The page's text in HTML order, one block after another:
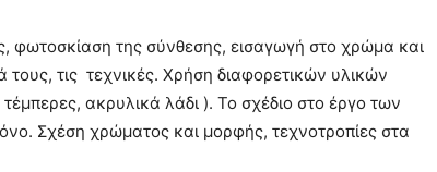
φωτοσκίαση της σύνθεσης, εισαγωγή στο χρώμα και
τους, τις τεχνικές. Χρήση διαφορετικών υλικών
ακρυλικά λάδι ). Το σχέδιο στο έργο των
Σχέση χρώματος και μορφής, τεχνοτροπίες στα